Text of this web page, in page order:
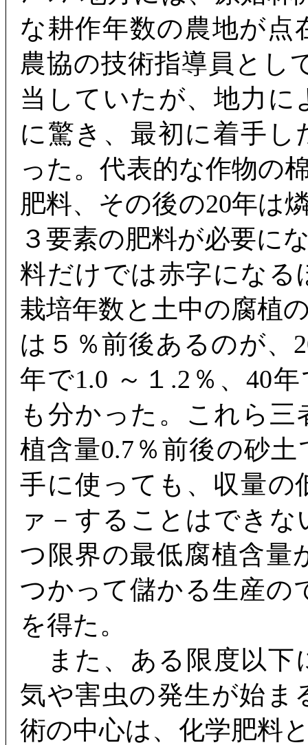
な耕作年数の農地が
農協の技術指導員とし
当していたが、地力
に驚き、最初に着手
った。代表的な作物の
肥料、その後の20年は
３要素の肥料が必要に
料だけでは赤字になる
栽培年数と土中の腐植
は５％前後あるのが、
年で1.0 ～１.2％、40
も分かった。これら
植含量0.7％前後の砂
手に使っても、収量の
ァ－することはでき
つ限界の最低腐植含量
つかって儲かる生産の
を得た。
また、ある限度以下
気や害虫の発生が始ま
術の中心は、化学肥料